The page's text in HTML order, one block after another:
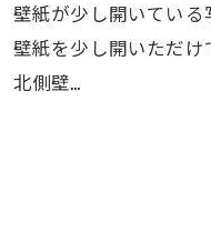
壁紙が少し開いている
壁紙を少し開いただけ
北側壁…